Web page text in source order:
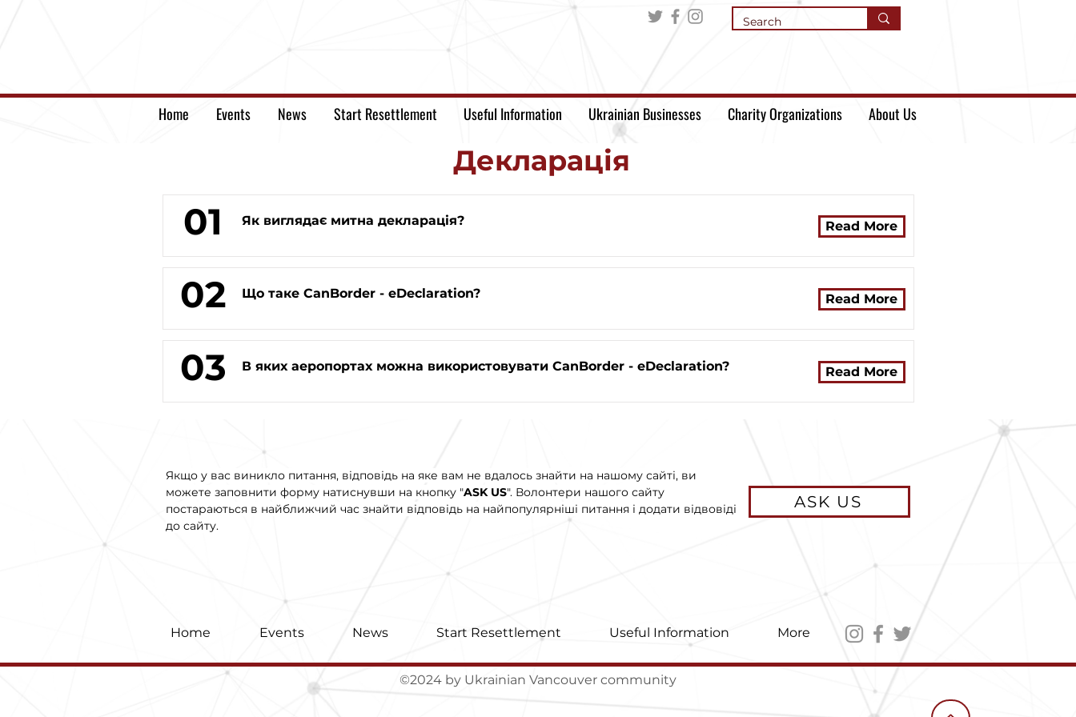
Home Events News Start Resettlement Useful Information Ukrainian Businesses Charity Organizations About Us
Декларація
01 Як виглядає митна декларація? Read More
02 Що таке CanBorder - eDeclaration? Read More
03 В яких аеропортах можна використовувати CanBorder - eDeclaration? Read More
Якщо у вас виникло питання, відповідь на яке вам не вдалось знайти на нашому сайті, ви
можете заповнити форму натиснувши на кнопку "ASK US". Волонтери нашого сайту
постараються в найближчий час знайти відповідь на найпопулярніші питання і додати відвовіді
до сайту.
ASK US
Home Events News Start Resettlement Useful Information More
©2024 by Ukrainian Vancouver community